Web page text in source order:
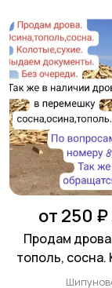
от 250 ₽
Продам
тополь, сосна.
сухие.